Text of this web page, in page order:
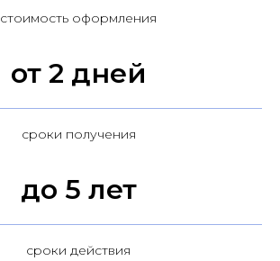
стоимость оформления
от 2 дней
сроки получения
до 5 лет
сроки действия